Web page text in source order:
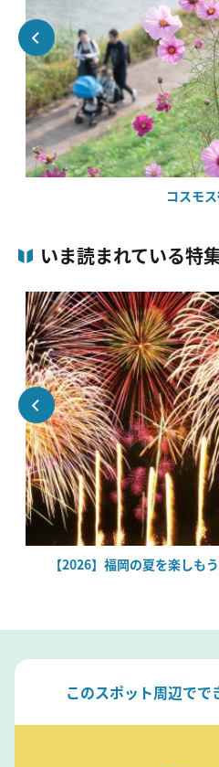
コスモ
いま読まれている特
【2026】福岡の夏を楽しも
このスポット周辺でで